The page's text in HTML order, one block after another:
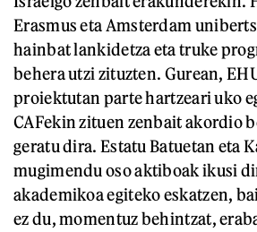
Erasmus eta Amsterdam
hainbat lankidetza eta truke
behera utzi zituzten. Gurean,
proiektutan parte hartzeari uko
CAFekin zituen zenbait akordio
geratu dira. Estatu Batuetan eta
mugimendu oso aktiboak ikusi
akademikoa egiteko eskatzen,
ez du, momentuz behintzat,